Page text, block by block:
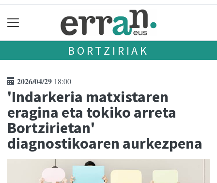
BORTZIRIAK
2026/04/29 18:00
'Indarkeria matxistaren
eragina eta tokiko arreta
Bortzirietan'
diagnostikoaren aurkezpena